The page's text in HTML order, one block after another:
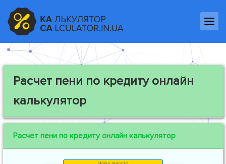
Расчет пени по кредиту онлайн
калькулятор
Расчет пени по кредиту онлайн калькулятор